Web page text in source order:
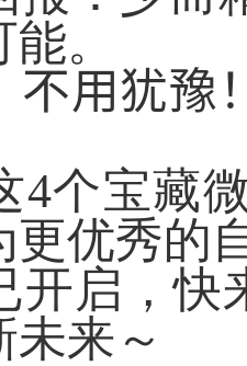
。
不用犹豫
4个宝藏
更优秀的
开启，快
来～